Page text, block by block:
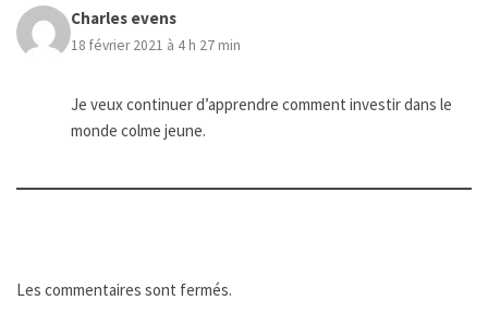
Charles evens
18 février 2021 à 4 h 27 min
Je veux continuer d’apprendre comment investir dans le
monde colme jeune.
Les commentaires sont fermés.